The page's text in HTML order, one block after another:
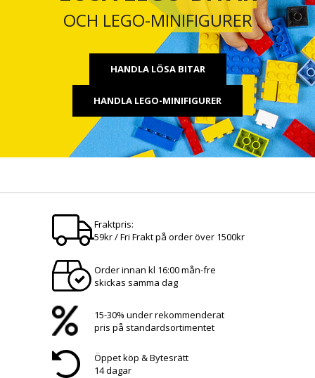
OCH LEGO-MINIFIGURER
HANDLA LÖSA BITAR
HANDLA LEGO-MINIFIGURER
Fraktpris:
59kr / Fri Frakt på order över 1500kr
Order innan kl 16:00 mån-fre
skickas samma dag
15-30% under rekommenderat
pris på standardsortimentet
Öppet köp & Bytesrätt
14 dagar